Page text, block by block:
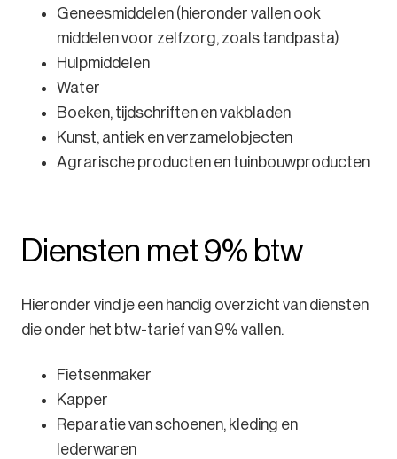
Geneesmiddelen (hieronder vallen ook
middelen voor zelfzorg, zoals tandpasta)
Hulpmiddelen
Water
Boeken, tijdschriften en vakbladen
Kunst, antiek en verzamelobjecten
Agrarische producten en tuinbouwproducten
Diensten met 9% btw
Hieronder vind je een handig overzicht van diensten
die onder het btw-tarief van 9% vallen.
Fietsenmaker
Kapper
Reparatie van schoenen, kleding en
lederwaren